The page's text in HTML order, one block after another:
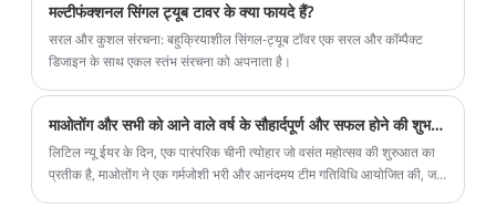
मल्टीफंक्शनल सिंगल ट्यूब टावर के क्या फायदे हैं?
सरल और कुशल संरचना: बहुक्रियाशील सिंगल-ट्यूब टॉवर एक सरल और कॉम्पैक्ट
डिजाइन के साथ एकल स्तंभ संरचना को अपनाता है।
माओतोंग और सभी को आने वाले वर्ष के सौहार्दपूर्ण और सफल होने की शुभकामनाएं
लिटिल न्यू ईयर के दिन, एक पारंपरिक चीनी त्योहार जो वसंत महोत्सव की शुरुआत का
प्रतीक है, माओतोंग ने एक गर्मजोशी भरी और आनंदमय टीम गतिविधि आयोजित की, जहां